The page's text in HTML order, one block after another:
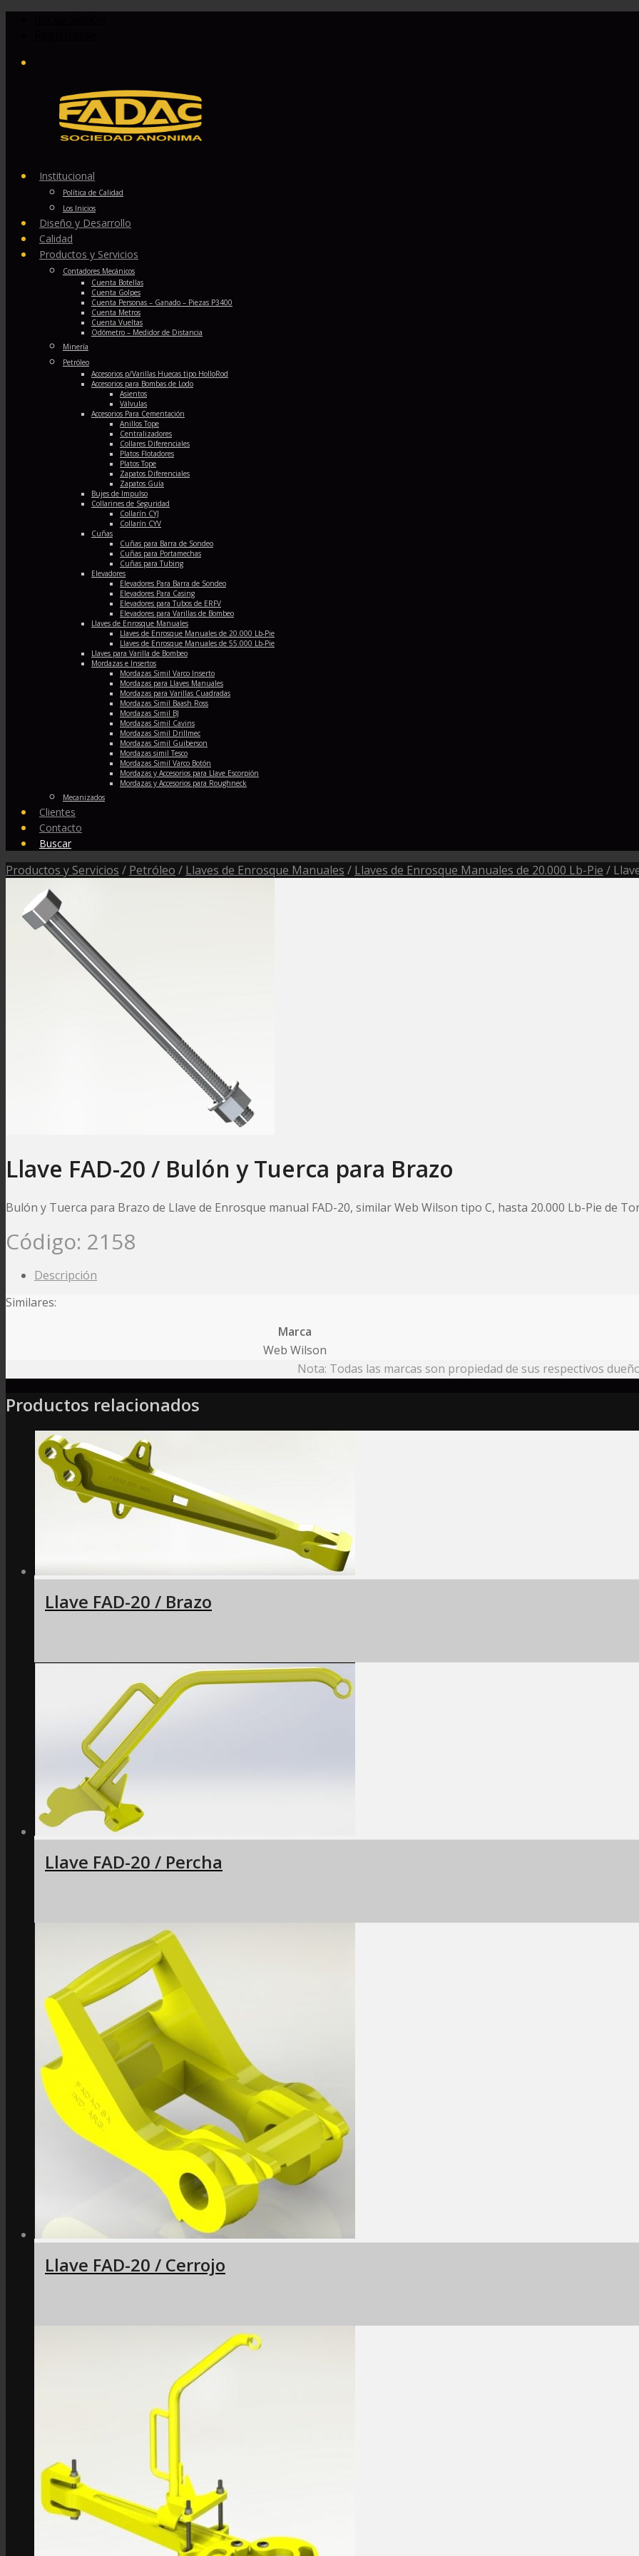
Institucional
Política de Calidad
Los Inicios
Diseño y Desarrollo
Calidad
Productos y Servicios
Contadores Mecánicos
Cuenta Botellas
Cuenta Golpes
Cuenta Personas – Ganado – Piezas P3400
Cuenta Metros
Cuenta Vueltas
Odómetro – Medidor de Distancia
Minería
Petróleo
Accesorios p/Varillas Huecas tipo HolloRod
Accesorios para Bombas de Lodo
Asientos
Válvulas
Accesorios Para Cementación
Anillos Tope
Centralizadores
Collares Diferenciales
Platos Flotadores
Platos Tope
Zapatos Diferenciales
Zapatos Guía
Bujes de Impulso
Collarines de Seguridad
Collarín CYJ
Collarín CYV
Cuñas
Cuñas para Barra de Sondeo
Cuñas para Portamechas
Cuñas para Tubing
Elevadores
Elevadores Para Barra de Sondeo
Elevadores Para Casing
Elevadores para Tubos de ERFV
Elevadores para Varillas de Bombeo
Llaves de Enrosque Manuales
Llaves de Enrosque Manuales de 20.000 Lb-Pie
Llaves de Enrosque Manuales de 55.000 Lb-Pie
Llaves para Varilla de Bombeo
Mordazas e Insertos
Mordazas Simil Varco Inserto
Mordazas para Llaves Manuales
Mordazas para Varillas Cuadradas
Mordazas Simil Baash Ross
Mordazas Simil BJ
Mordazas Simil Cavins
Mordazas Simil Drillmec
Mordazas Simil Guiberson
Mordazas simil Tesco
Mordazas Simil Varco Botón
Mordazas y Accesorios para Llave Escorpión
Mordazas y Accesorios para Roughneck
Mecanizados
Clientes
Contacto
Buscar
Productos y Servicios / Petróleo / Llaves de Enrosque Manuales / Llaves de Enrosque Manuales de 20.000 Lb-Pie /
Llave FAD-20 / Bulón y Tuerca para Brazo
Bulón y Tuerca para Brazo de Llave de Enrosque manual FAD-20, similar Web Wilson tipo C, hasta 20.000 Lb-Pie de
Código: 2158
Descripción
Similares:
Marca
Web Wilson
Nota: Todas las marcas son propiedad de sus respectivos
Productos relacionados
Llave FAD-20 / Brazo
Llave FAD-20 / Percha
Llave FAD-20 / Cerrojo